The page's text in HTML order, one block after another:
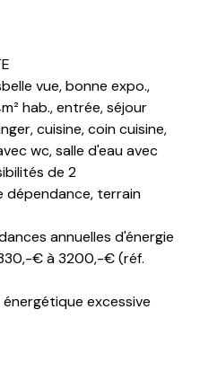
vue, bonne expo.,
hab., entrée, séjour
cuisine, coin cuisine,
wc, salle d'eau avec
de 2
terrain
annuelles d'énergie
€ à 3200,-€ (réf.
excessive